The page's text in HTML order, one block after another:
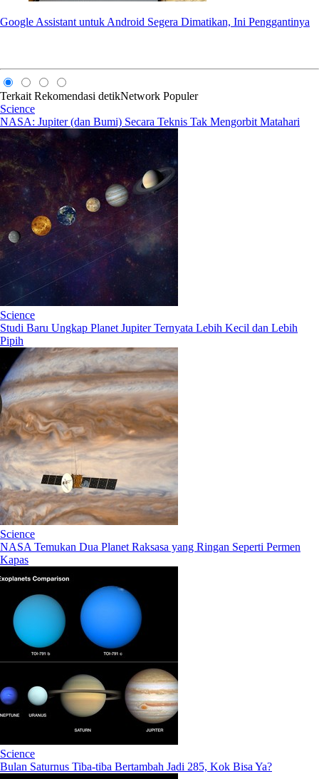
Google Assistant untuk Android Segera Dimatikan, Ini Penggantinya
Terkait Rekomendasi detikNetwork Populer
Science
NASA: Jupiter (dan Bumi) Secara Teknis Tak Mengorbit Matahari
Science
Studi Baru Ungkap Planet Jupiter Ternyata Lebih Kecil dan Lebih
Pipih
Science
NASA Temukan Dua Planet Raksasa yang Ringan Seperti Permen
Kapas
Science
Bulan Saturnus Tiba-tiba Bertambah Jadi 285, Kok Bisa Ya?